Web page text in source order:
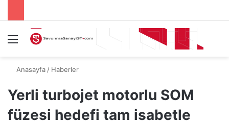
Menü
Anasayfa / Haberler
Yerli turbojet motorlu SOM
füzesi hedefi tam isabetle